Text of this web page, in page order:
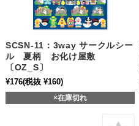
SCSN-11：3way サークルシー
ル 夏柄 お化け屋敷
〔OZ_S〕
¥176(税抜 ¥160)
×在庫切れ